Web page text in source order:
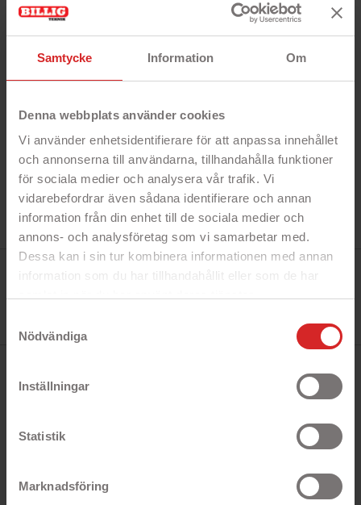
Samtycke Information Om
Denna webbplats använder cookies
Vi använder enhetsidentifierare för att anpassa innehållet
och annonserna till användarna, tillhandahålla funktioner
för sociala medier och analysera vår trafik. Vi
vidarebefordrar även sådana identifierare och annan
information från din enhet till de sociala medier och
annons- och analysföretag som vi samarbetar med.
Dessa kan i sin tur kombinera informationen med annan
information som du har tillhandahållit eller som de har
Nödvändiga
Inställningar
Statistik
Marknadsföring
H6Y89AA#ABB
Kontrollera flödet samtidigt som du upprätthåller
optimal prestanda genom att utnyttja smart pin-
överspänningsskydd.